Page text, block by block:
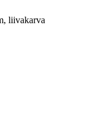
liivakarva